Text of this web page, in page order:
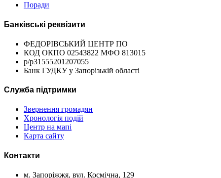
Поради
Банківські реквізити
ФЕДОРІВСЬКИЙ ЦЕНТР ПО
КОД ОКПО 02543822 МФО 813015
р/р31555201207055
Банк ГУДКУ у Запорізькій області
Служба підтримки
Звернення громадян
Хронологія подій
Центр на мапі
Карта сайту
Контакти
м. Запоріжжя, вул. Космічна, 129